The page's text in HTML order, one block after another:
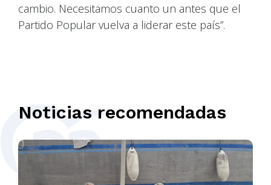
cambio. Necesitamos cuanto un antes que el
Partido Popular vuelva a liderar este país”.
Noticias recomendadas